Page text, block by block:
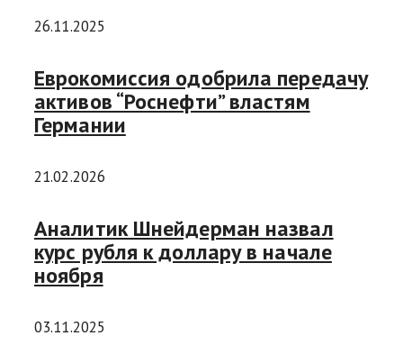
26.11.2025
Еврокомиссия одобрила передачу
активов “Роснефти” властям
Германии
21.02.2026
Аналитик Шнейдерман назвал
курс рубля к доллару в начале
ноября
03.11.2025